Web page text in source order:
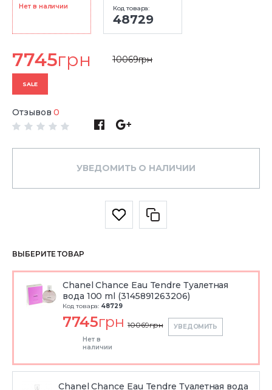
Нет в наличии Код товара:
48729
7745грн 10069грн
SALE
Отзывов 0
УВЕДОМИТЬ О НАЛИЧИИ
ВЫБЕРИТЕ ТОВАР
Chanel Chance Eau Tendre Туалетная
вода 100 ml (3145891263206)
Код товара: 48729
7745грн 10069грн
Нет в
наличии
УВЕДОМИТЬ
Chanel Chance Eau Tendre Туалетная вода